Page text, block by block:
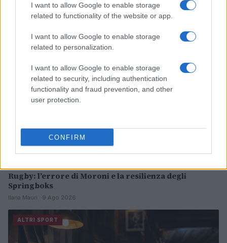
I want to allow Google to enable storage
related to functionality of the website or app.
I want to allow Google to enable storage
related to personalization.
I want to allow Google to enable storage
related to security, including authentication
functionality and fraud prevention, and other
user protection.
CONFIRM
Continua a leggere
ALTRI SPORT
Rugby: l’errore di Moroni e la resilienza degli
Springboks
Ilaria Mauri · 9 Ago 2026
ALTRI SPORT